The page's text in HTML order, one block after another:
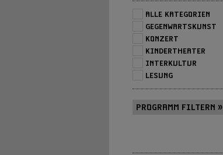
ALLE KATEGORIEN
GEGENWARTSKUNST
KONZERT
KINDERTHEATER
INTERKULTUR
LESUNG
PROGRAMM FILTERN »